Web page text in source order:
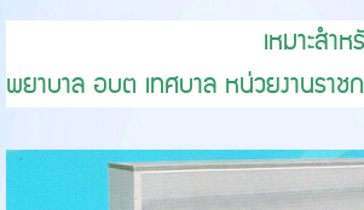
เหมาะสำห
พยาบาล อบต เทศบาล หน่วยงานราช